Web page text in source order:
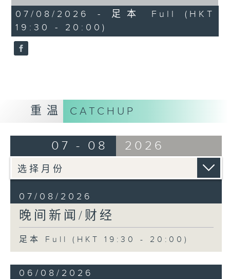
29
minutes,
59
seconds
07/08/2026 - 足本 Full (HKT
19:30 - 20:00)
重温 CATCHUP
07 - 08 2026
07/08/2026
晚间新闻/财经
足本 Full (HKT 19:30 - 20:00)
06/08/2026